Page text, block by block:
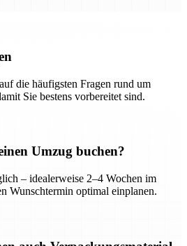
die häufigsten Fragen rund um
Sie bestens vorbereitet sind.
Umzug buchen?
– idealerweise 2–4 Wochen im
Wunschtermin optimal einplanen.